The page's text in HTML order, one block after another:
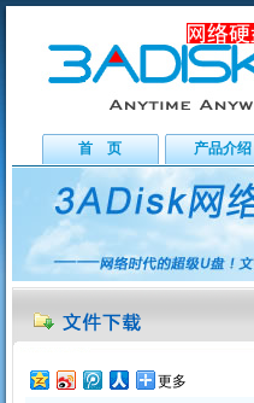
首 页 产品介绍
更多